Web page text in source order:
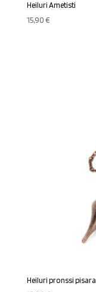
Heiluri Ametisti
15,90€
Heiluri pronssi pisara